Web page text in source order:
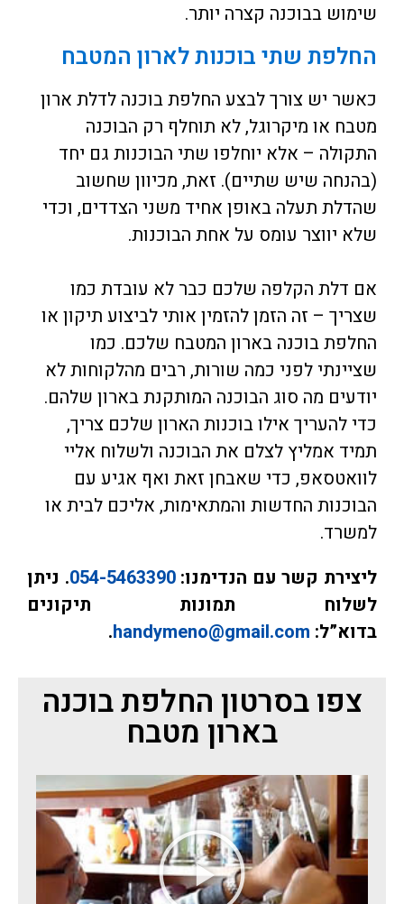
שימוש בבוכנה קצרה יותר.
החלפת שתי בוכנות לארון המטבח
כאשר יש צורך לבצע החלפת בוכנה לדלת ארון
מטבח או מיקרוגל, לא תוחלף רק הבוכנה
התקולה – אלא יוחלפו שתי הבוכנות גם יחד
(בהנחה שיש שתיים). זאת, מכיוון שחשוב
שהדלת תעלה באופן אחיד משני הצדדים, וכדי
שלא יווצר עומס על אחת הבוכנות.
אם דלת הקלפה שלכם כבר לא עובדת כמו
שצריך – זה הזמן להזמין אותי לביצוע תיקון או
החלפת בוכנה בארון המטבח שלכם. כמו
שציינתי לפני כמה שורות, רבים מהלקוחות לא
יודעים מה סוג הבוכנה המותקנת בארון שלהם.
כדי להעריך אילו בוכנות הארון שלכם צריך,
תמיד אמליץ לצלם את הבוכנה ולשלוח אליי
לוואטסאפ, כדי שאבחן זאת ואף אגיע עם
הבוכנות החדשות והמתאימות, אליכם לבית או
למשרד.
ליצירת קשר עם הנדימנו:054-5463390. ניתן
לשלוח תמונות תיקונים
בדוא”ל: handymeno@gmail.com
.
צפו בסרטון החלפת בוכנה
בארון מטבח